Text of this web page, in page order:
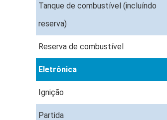
Tanque de combustível (incluíndo
reserva)
Reserva de combustível
Eletrônica
Ignição
Partida